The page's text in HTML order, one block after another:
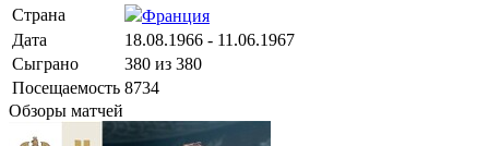
Страна
Франция
Дата
18.08.1966 - 11.06.1967
Сыграно
380 из 380
Посещаемость 8734
Обзоры матчей